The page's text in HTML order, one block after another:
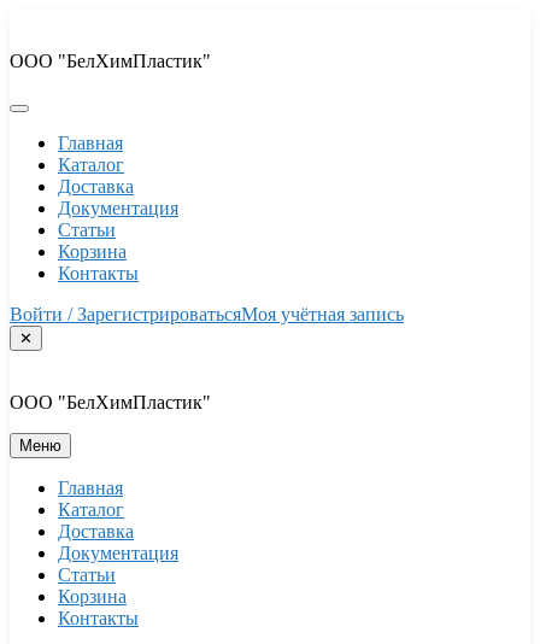
содержимому
ООО "БелХимПластик"
Главная
Каталог
Доставка
Документация
Статьи
Корзина
Контакты
Войти / ЗарегистрироватьсяМоя учётная запись
✕
ООО "БелХимПластик"
Меню
Главная
Каталог
Доставка
Документация
Статьи
Корзина
Контакты